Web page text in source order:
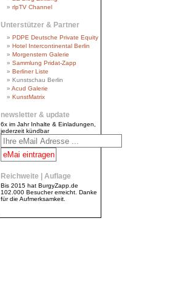
rlpTV Channel
Unterstützer & Partner
PDPE Deutsche Private Equity
Hotel Intercontinental Berlin
Morgenstern Galerie
Sammlung Pridat-Zapp
Berliner Liste
Kunstschau Berlin
Acud Galerie
KunstMatrix
newsletter & update
6x im Jahr Inhalte & Einladungen,
jederzeit kündbar
Reichweite | Auflage
Bis 2015 hat BurgyZapp.de
102.000 Besucher erreicht. Danke
für die Aufmerksamkeit.